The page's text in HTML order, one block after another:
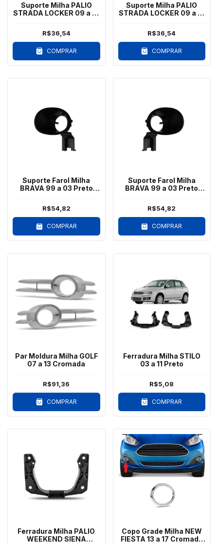
Suporte Milha PALIO
STRADA LOCKER 09 a 12
R$36,54
COMPRAR
Suporte Milha PALIO
STRADA LOCKER 09 a 12
R$36,54
COMPRAR
Suporte Farol Milha
BRAVA 99 a 03 Preto
R$54,82
COMPRAR
Suporte Farol Milha
BRAVA 99 a 03 Preto
R$54,82
COMPRAR
Par Moldura Milha GOLF
07 a 13 Cromada
R$91,36
COMPRAR
Ferradura Milha STILO
03 a 11 Preto
R$5,08
COMPRAR
Ferradura Milha PALIO
WEEKEND SIENA
Copo Grade Milha NEW
FIESTA 13 a 17 Cromado